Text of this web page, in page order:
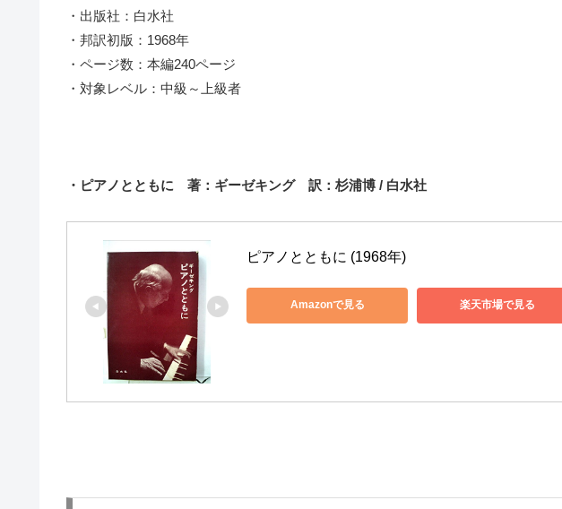
・出版社：白水社
・邦訳初版：1968年
・ページ数：本編240ページ
・対象レベル：中級～上級者
・ピアノとともに 著：ギーゼキング 訳：杉浦博 / 白水社
ピアノとともに (1968年)
Amazonで見る 楽天市場で見る